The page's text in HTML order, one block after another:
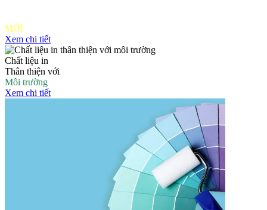
MỚI
Xem chi tiết
Chất liệu in
Thân thiện với
Môi trường
Xem chi tiết